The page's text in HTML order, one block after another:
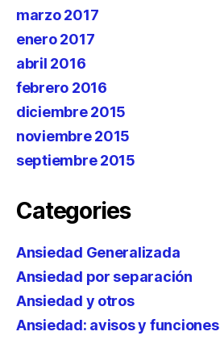
marzo 2017
enero 2017
abril 2016
febrero 2016
diciembre 2015
noviembre 2015
septiembre 2015
Categories
Ansiedad Generalizada
Ansiedad por separación
Ansiedad y otros
Ansiedad: avisos y funciones